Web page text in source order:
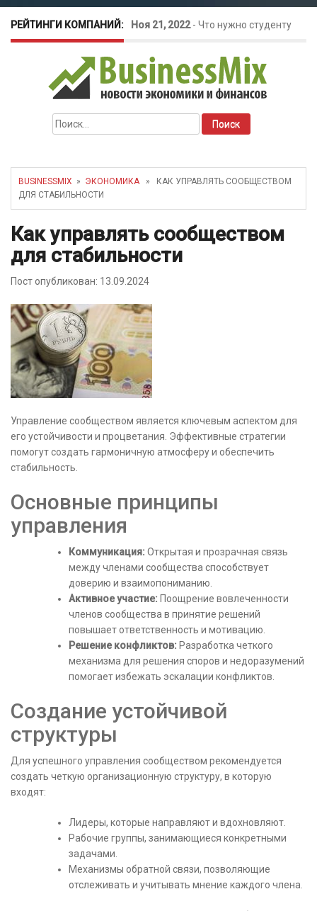
РЕЙТИНГИ КОМПАНИЙ: Ноя 21, 2022- Что нужно студенту
для открытия бизнеса?
Окт 26, 2022-Телефония для
amoCRM: лучшие инструменты для
бизнеса
как защитить свой бизнес?
Найти:
BUSINESSMIX » ЭКОНОМИКА» КАК УПРАВЛЯТЬ СООБЩЕСТВОМ
ДЛЯ СТАБИЛЬНОСТИ
Как управлять сообществом
для стабильности
Пост опубликован: 13.09.2024
Управление сообществом является ключевым аспектом для
его устойчивости и процветания. Эффективные стратегии
помогут создать гармоничную атмосферу и обеспечить
стабильность.
Основные принципы
управления
Коммуникация: Открытая и прозрачная связь
между членами сообщества способствует
доверию и взаимопониманию.
Активное участие: Поощрение вовлеченности
членов сообщества в принятие решений
повышает ответственность и мотивацию.
Решение конфликтов: Разработка четкого
механизма для решения споров и недоразумений
помогает избежать эскалации конфликтов.
Создание устойчивой
структуры
Для успешного управления сообществом рекомендуется
создать четкую организационную структуру, в которую
входят:
Лидеры, которые направляют и вдохновляют.
Рабочие группы, занимающиеся конкретными
задачами.
Механизмы обратной связи, позволяющие
отслеживать и учитывать мнение каждого члена.